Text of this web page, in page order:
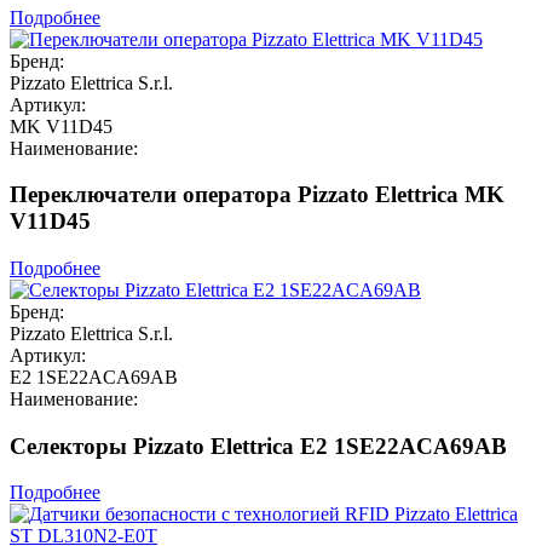
Подробнее
Бренд:
Pizzato Elettrica S.r.l.
Артикул:
MK V11D45
Наименование:
Переключатели оператора Pizzato Elettrica MK
V11D45
Подробнее
Бренд:
Pizzato Elettrica S.r.l.
Артикул:
E2 1SE22ACA69AB
Наименование:
Селекторы Pizzato Elettrica E2 1SE22ACA69AB
Подробнее